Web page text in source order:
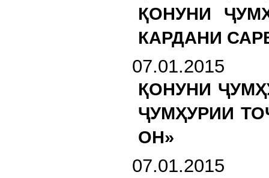
ҚОНУНИ
КАРДАНИ
07.01.2015
ҚОНУНИ
ҶУМҲУРИИ
ОН»
07.01.2015